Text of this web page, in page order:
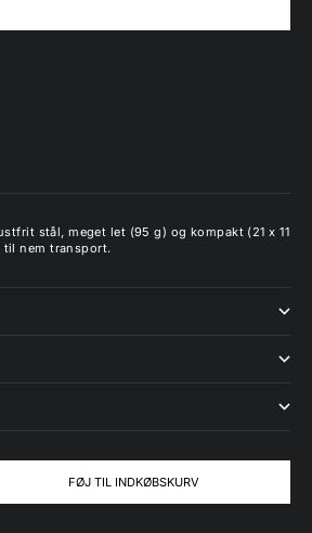
stål, meget let (95 g) og kompakt (21 x 11
til nem transport.
FØJ TIL INDKØBSKURV